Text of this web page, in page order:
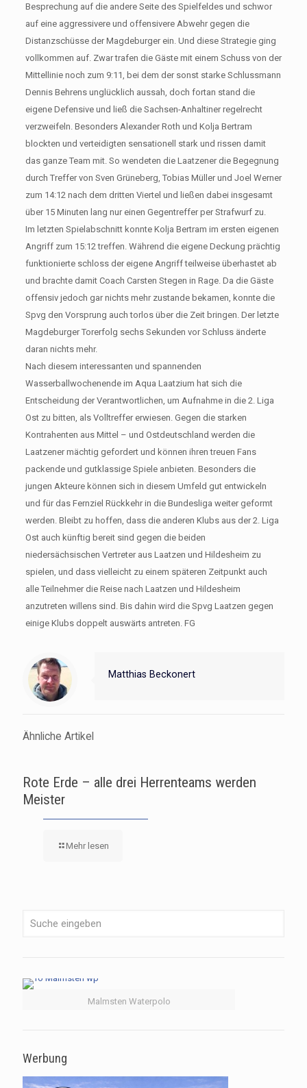
Besprechung auf die andere Seite des Spielfeldes und schwor
auf eine aggressivere und offensivere Abwehr gegen die
Distanzschüsse der Magdeburger ein. Und diese Strategie ging
vollkommen auf. Zwar trafen die Gäste mit einem Schuss von der
Mittellinie noch zum 9:11, bei dem der sonst starke Schlussmann
Dennis Behrens unglücklich aussah, doch fortan stand die
eigene Defensive und ließ die Sachsen-Anhaltiner regelrecht
verzweifeln. Besonders Alexander Roth und Kolja Bertram
blockten und verteidigten sensationell stark und rissen damit
das ganze Team mit. So wendeten die Laatzener die Begegnung
durch Treffer von Sven Grüneberg, Tobias Müller und Joel Werner
zum 14:12 nach dem dritten Viertel und ließen dabei insgesamt
über 15 Minuten lang nur einen Gegentreffer per Strafwurf zu.
Im letzten Spielabschnitt konnte Kolja Bertram im ersten eigenen
Angriff zum 15:12 treffen. Während die eigene Deckung prächtig
funktionierte schloss der eigene Angriff teilweise überhastet ab
und brachte damit Coach Carsten Stegen in Rage. Da die Gäste
offensiv jedoch gar nichts mehr zustande bekamen, konnte die
Spvg den Vorsprung auch torlos über die Zeit bringen. Der letzte
Magdeburger Torerfolg sechs Sekunden vor Schluss änderte
daran nichts mehr.
Nach diesem interessanten und spannenden
Wasserballwochenende im Aqua Laatzium hat sich die
Entscheidung der Verantwortlichen, um Aufnahme in die 2. Liga
Ost zu bitten, als Volltreffer erwiesen. Gegen die starken
Kontrahenten aus Mittel – und Ostdeutschland werden die
Laatzener mächtig gefordert und können ihren treuen Fans
packende und gutklassige Spiele anbieten. Besonders die
jungen Akteure können sich in diesem Umfeld gut entwickeln
und für das Fernziel Rückkehr in die Bundesliga weiter geformt
werden. Bleibt zu hoffen, dass die anderen Klubs aus der 2. Liga
Ost auch künftig bereit sind gegen die beiden
niedersächsischen Vertreter aus Laatzen und Hildesheim zu
spielen, und dass vielleicht zu einem späteren Zeitpunkt auch
alle Teilnehmer die Reise nach Laatzen und Hildesheim
anzutreten willens sind. Bis dahin wird die Spvg Laatzen gegen
einige Klubs doppelt auswärts antreten. FG
Matthias Beckonert
Ähnliche Artikel
Rote Erde – alle drei Herrenteams werden
Meister
Mehr lesen
Malmsten Waterpolo
Werbung